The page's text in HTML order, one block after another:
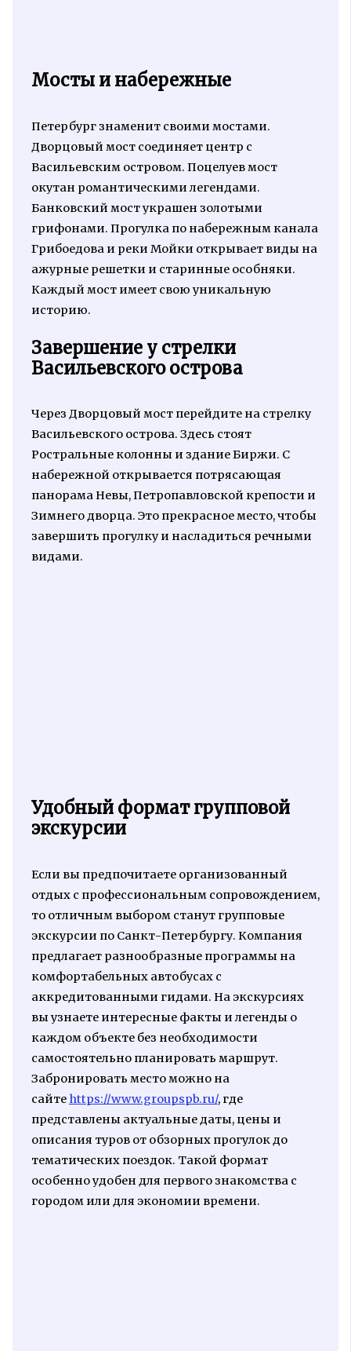
Мосты и набережные
Петербург знаменит своими мостами.
Дворцовый мост соединяет центр с
Васильевским островом. Поцелуев мост
окутан романтическими легендами.
Банковский мост украшен золотыми
грифонами. Прогулка по набережным канала
Грибоедова и реки Мойки открывает виды на
ажурные решетки и старинные особняки.
Каждый мост имеет свою уникальную
историю.
Завершение у стрелки
Васильевского острова
Через Дворцовый мост перейдите на стрелку
Васильевского острова. Здесь стоят
Ростральные колонны и здание Биржи. С
набережной открывается потрясающая
панорама Невы, Петропавловской крепости и
Зимнего дворца. Это прекрасное место, чтобы
завершить прогулку и насладиться речными
видами.
Удобный формат групповой
экскурсии
Если вы предпочитаете организованный
отдых с профессиональным сопровождением,
то отличным выбором станут групповые
экскурсии по Санкт-Петербургу. Компания
предлагает разнообразные программы на
комфортабельных автобусах с
аккредитованными гидами. На экскурсиях
вы узнаете интересные факты и легенды о
каждом объекте без необходимости
самостоятельно планировать маршрут.
Забронировать место можно на
сайте https://www.groupspb.ru/, где
представлены актуальные даты, цены и
описания туров от обзорных прогулок до
тематических поездок. Такой формат
особенно удобен для первого знакомства с
городом или для экономии времени.